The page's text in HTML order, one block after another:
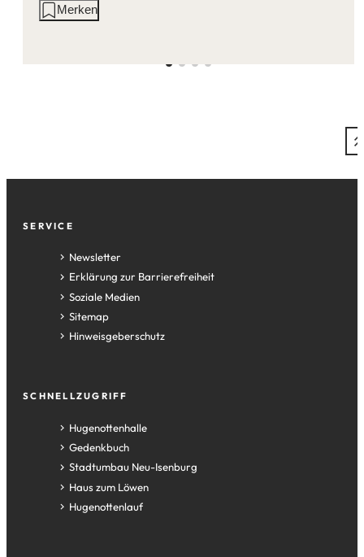
AktionenMerken
Fußzeile
SERVICE
Newsletter
Erklärung zur Barrierefreiheit
Soziale Medien
Sitemap
Hinweisgeberschutz
SCHNELLZUGRIFF
Hugenottenhalle
(Öffnet
in
einem
neuen
Tab)
Gedenkbuch
(Öffnet
in
einem
neuen
Stadtumbau Neu-Isenburg
(Öffnet
in
einem
Haus zum Löwen
(Öffnet
in Hugenottenlauf
(Öffnet